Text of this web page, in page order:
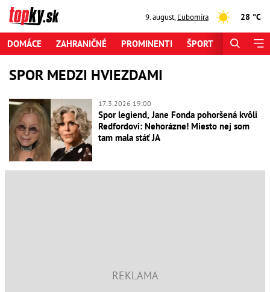
9. august,Ľubomíra 28 °C
DOMÁCE ZAHRANIČNÉ PROMINENTI ŠPORT
SPOR MEDZI HVIEZDAMI
17.3.2026 19:00
Spor legiend, Jane Fonda pohoršená kvôli
Redfordovi: Nehorázne! Miesto nej som
tam mala stáť JA